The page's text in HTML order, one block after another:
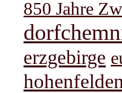
850 Jahre
erzgebirge